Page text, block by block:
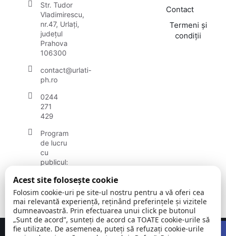
Str. Tudor
Vladimirescu,
nr.47, Urlați,
județul
Prahova
106300
contact@urlati-
ph.ro
0244
271
429
Program
de lucru
cu
publicul:
vineri
08:00 -
16:30
Contact
Termeni și
condiții
Acest site folosește cookie
Folosim cookie-uri pe site-ul nostru pentru a vă oferi cea
mai relevantă experiență, reținând preferințele și vizitele
dumneavoastră. Prin efectuarea unui click pe butonul
„Sunt de acord”, sunteți de acord ca TOATE cookie-urile să
fie utilizate. De asemenea, puteți să refuzați cookie-urile